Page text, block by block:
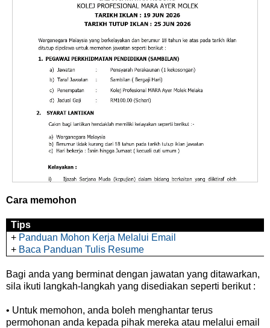
Cara memohon
Tips
+ Panduan Mohon Kerja Melalui Email
+ Baca Panduan Tulis Resume
Bagi anda yang berminat dengan jawatan yang ditawarkan,
sila ikuti langkah-langkah yang disediakan seperti berikut :
• Untuk memohon, anda boleh menghantar terus
permohonan anda kepada pihak mereka atau melalui email